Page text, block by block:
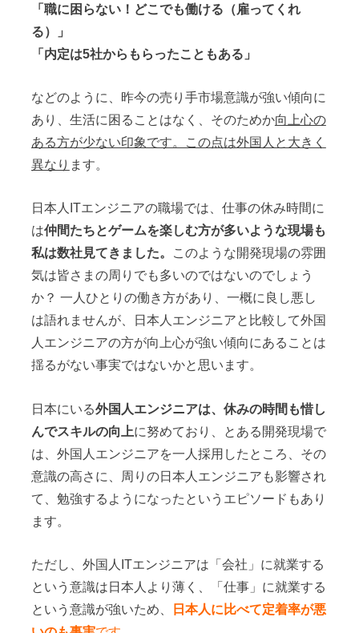
「職に困らない！どこでも働ける（雇ってくれ
る）」
「内定は5社からもらったこともある」
などのように、昨今の売り手市場意識が強い傾向に
あり、生活に困ることはなく、そのためか向上心の
ある方が少ない印象です。この点は外国人と大きく
異なり ます。
日本人ITエンジニアの職場では、仕事の休み時間に
は仲間たちとゲームを楽しむ方が多いような現場も
私は数社見てきました。
このような開発現場の雰囲
気は皆さまの周りでも多いのではないのでしょう
か？ 一人ひとりの働き方があり、一概に良し悪し
は語れませんが、日本人エンジニアと比較して外国
人エンジニアの方が向上心が強い傾向にあることは
揺るがない事実ではないかと思います。
日本にいる外国人エンジニアは、休みの時間も惜し
んでスキルの向上に努めており、とある開発現場で
は、外国人エンジニアを一人採用したところ、その
意識の高さに、周りの日本人エンジニアも影響され
て、勉強するようになったというエピソードもあり
ます。
ただし、外国人ITエンジニアは「会社」に就業する
という意識は日本人より薄く、「仕事」に就業する
という意識が強いため、
日本人に比べて定着率が悪